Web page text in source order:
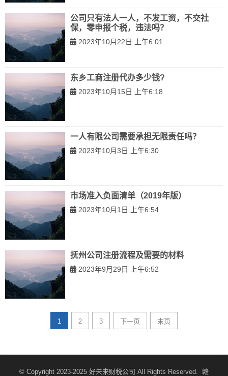
公司只有法人一人，不发工资，不交社
保，零申报个税，违法吗？
2023年10月22日 上午6:01
东乡工商注册代办多少钱?
2023年10月15日 上午6:18
一人有限公司需要承担无限责任吗？
2023年10月3日 上午6:30
市场准入负面清单（2019年版）
2023年10月1日 上午6:54
抚州公司注册流程及需要的材料
2023年9月29日 上午6:52
1 2 3 下一页 末页
© Copyright 2023-2025 好未来财税公司 All Rights Reserved. 赣